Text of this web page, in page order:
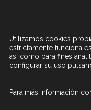
Correo :
Utilizamos cookies
estrictamente
así como para fines
configurar su uso
Para más información